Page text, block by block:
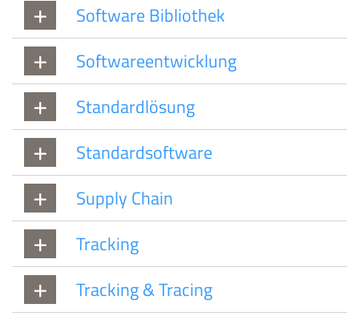
Software Bibliothek
Softwareentwicklung
Standardlösung
Standardsoftware
Supply Chain
Tracking
Tracking & Tracing